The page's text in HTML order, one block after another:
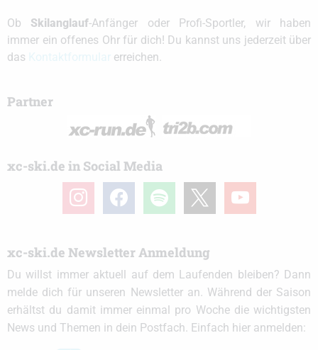
Ob Skilanglauf-Anfänger oder Profi-Sportler, wir haben
immer ein offenes Ohr für dich! Du kannst uns jederzeit über
das
erreichen.
Partner
xc-ski.de in Social Media
instagramfacebook spotify youtube
xc-ski.de Newsletter Anmeldung
Du willst immer aktuell auf dem Laufenden bleiben? Dann
melde dich für unseren Newsletter an. Während der Saison
erhältst du damit immer einmal pro Woche die wichtigsten
News und Themen in dein Postfach. Einfach hier anmelden: